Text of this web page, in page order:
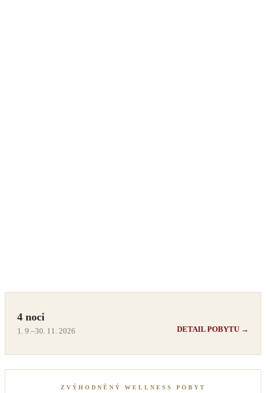
4 noci
1. 9.–30. 11. 2026 DETAIL POBYTU →
ZVÝHODNĚNÝ WELLNESS POBYT